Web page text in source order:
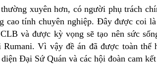
xuyên hơn, có người phụ trách
cao tính chuyên nghiệp. Đây được coi
và được kỳ vọng sẽ tạo nên sức
Vì vậy đề án đã được toàn
Đại Sứ Quán và các hội đoàn cam